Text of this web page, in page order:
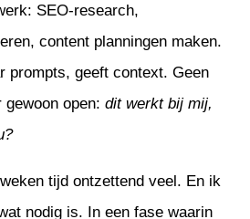
SEO-research,
content planningen maken.
prompts, geeft context. Geen
gewoon open:dit werkt bij mij,
tijd ontzettend veel. En ik
nodig is. In een fase waarin